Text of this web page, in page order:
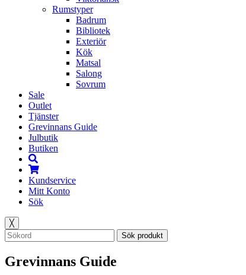
Rumstyper
Badrum
Bibliotek
Exteriör
Kök
Matsal
Salong
Sovrum
Sale
Outlet
Tjänster
Grevinnans Guide
Julbutik
Butiken
Kundservice
Mitt Konto
Sök
╳
Sök produkt
Grevinnans Guide